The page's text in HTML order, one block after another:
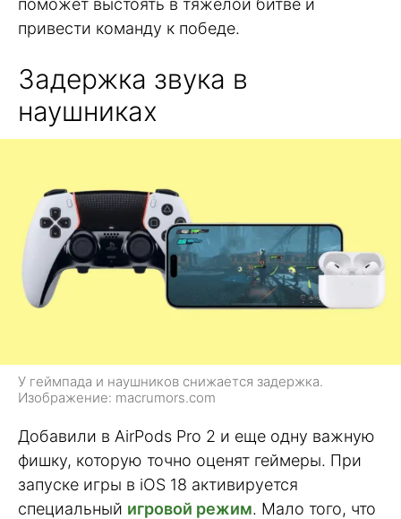
поможет выстоять в тяжелой битве и
привести команду к победе.
Задержка звука в
наушниках
У геймпада и наушников снижается задержка.
Изображение: macrumors.com
Добавили в AirPods Pro 2 и еще одну важную
фишку, которую точно оценят геймеры. При
запуске игры в iOS 18 активируется
специальный игровой режим. Мало того, что